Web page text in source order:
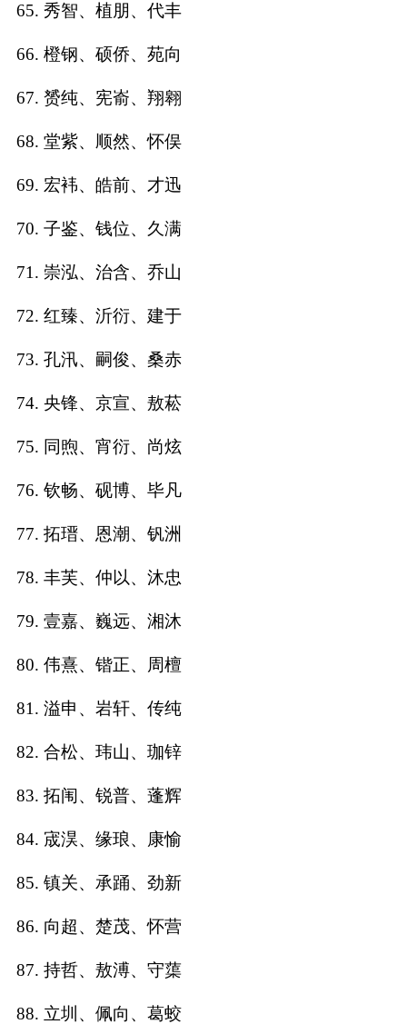
65. 秀智、植朋、代丰
66. 橙钢、硕侨、苑向
67. 赟纯、宪嵛、翔翱
68. 堂紫、顺然、怀俣
69. 宏袆、皓前、才迅
70. 子鉴、钱位、久满
71. 崇泓、治含、乔山
72. 红臻、沂衍、建于
73. 孔汛、嗣俊、桑赤
74. 央锋、京宣、敖菘
75. 同煦、宵衍、尚炫
76. 钦畅、砚博、毕凡
77. 拓瑨、恩潮、钒洲
78. 丰芙、仲以、沐忠
79. 壹嘉、巍远、湘沐
80. 伟熹、锴正、周檀
81. 溢申、岩轩、传纯
82. 合松、玮山、珈锌
83. 拓闱、锐普、蓬辉
84. 宬淏、缘琅、康愉
85. 镇关、承踊、劲新
86. 向超、楚茂、怀营
87. 持哲、敖溥、守蕖
88. 立圳、佩向、葛蛟